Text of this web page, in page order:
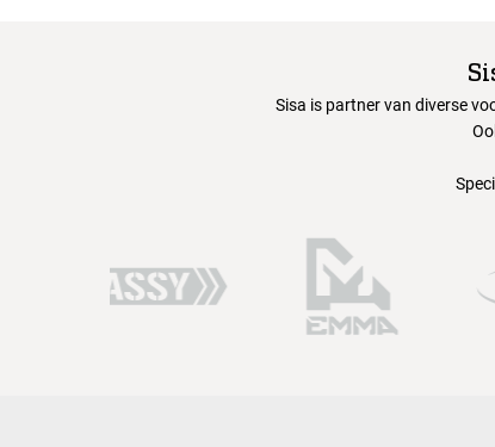
Sisa is partner van diverse